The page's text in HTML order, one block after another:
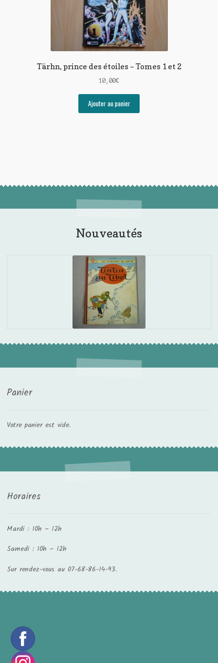
Tärhn, prince des étoiles – Tomes 1 et 2
10,00€
Ajouter au panier
Nouveautés
Panier
Votre panier est vide.
Horaires
Mardi : 10h – 12h
Samedi : 10h – 12h
Sur rendez-vous au 07-68-86-14-93.